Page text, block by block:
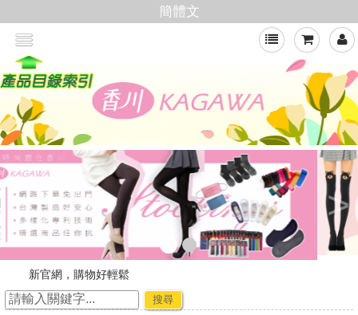
簡體文
>
新官網，購物好輕鬆
☆ ★~廠商合作-專利技術~☆ ★
★★年節出貨公告★★
搜尋